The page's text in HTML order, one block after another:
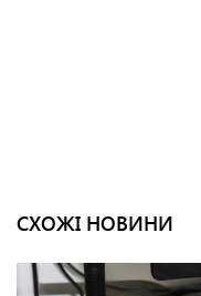
СХОЖІ НОВИНИ